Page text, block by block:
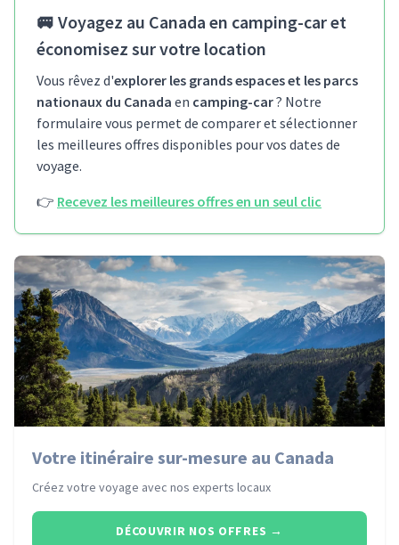
🚐 Voyagez au Canada en camping-car et
économisez sur votre location
Vous rêvez d'explorer les grands espaces et les parcs
nationaux du Canada en camping-car? Notre
formulaire vous permet de comparer et sélectionner
les meilleures offres disponibles pour vos dates de
voyage.
👉 Recevez les meilleures offres en un seul clic
Votre itinéraire sur-mesure au Canada
Créez votre voyage avec nos experts locaux
DÉCOUVRIR NOS OFFRES →